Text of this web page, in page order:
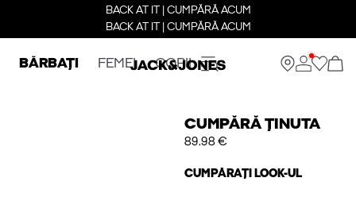
BACK AT IT | CUMPĂRĂ ACUM
BACK AT IT | CUMPĂRĂ ACUM
BĂRBAȚI FEMEI COPII
CUMPĂRĂ ȚINUTA
89.98 €
CUMPĂRAȚI LOOK-UL